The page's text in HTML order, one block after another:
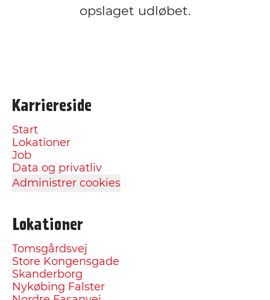
opslaget udløbet.
Karriereside
Start
Lokationer
Job
Data og privatliv
Administrer cookies
Lokationer
Tomsgårdsvej
Store Kongensgade
Skanderborg
Nykøbing Falster